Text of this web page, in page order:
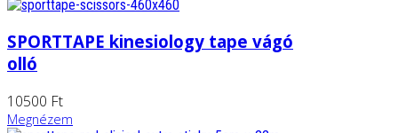
SPORTTAPE kinesiology tape vágó
olló
10500 Ft
Megnézem